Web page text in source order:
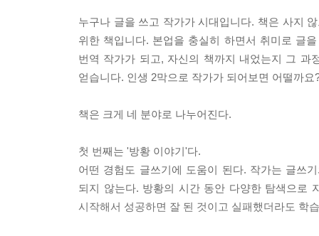
누구나 글을 쓰고 작가가 시대입니다. 책은 사지
위한 책입니다. 본업을 충실히 하면서 취미로 글
번역 작가가 되고, 자신의 책까지 내었는지 그 과
얻습니다. 인생 2막으로 작가가 되어보면 어떨까요
책은 크게 네 분야로 나누어진다.
첫 번째는 '방황 이야기'다.
어떤 경험도 글쓰기에 도움이 된다. 작가는 글쓰
되지 않는다. 방황의 시간 동안 다양한 탐색으로
시작해서 성공하면 잘 된 것이고 실패했더라도 학